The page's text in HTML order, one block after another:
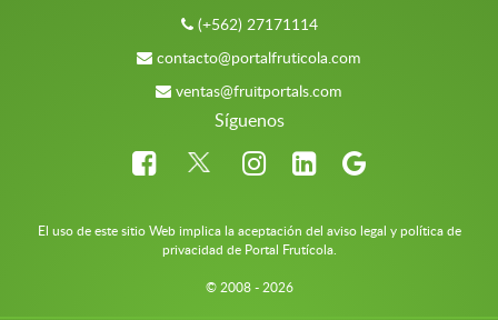
(+562) 27171114
contacto@portalfruticola.com
ventas@fruitportals.com
Síguenos
El uso de este sitio Web implica la aceptación del aviso legal y política de
privacidad de Portal Frutícola.
© 2008 - 2026